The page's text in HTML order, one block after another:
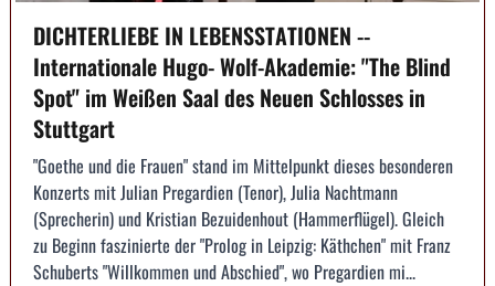
DICHTERLIEBE IN LEBENSSTATIONEN --
Internationale Hugo- Wolf-Akademie: "The Blind
Spot" im Weißen Saal des Neuen Schlosses in
Stuttgart
"Goethe und die Frauen" stand im Mittelpunkt dieses besonderen
Konzerts mit Julian Pregardien (Tenor), Julia Nachtmann
(Sprecherin) und Kristian Bezuidenhout (Hammerflügel). Gleich
zu Beginn faszinierte der "Prolog in Leipzig: Käthchen" mit Franz
Schuberts "Willkommen und Abschied", wo Pregardien mi...